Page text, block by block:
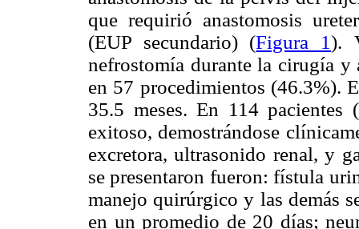
que requirió anastomosis
(EUP secundario) (Figura 1).
nefrostomía durante la cirugía
en 57 procedimientos (46.3%).
35.5 meses. En 114
exitoso, demostrándose
excretora, ultrasonido renal, y
se presentaron fueron: fístula
manejo quirúrgico y las demás
en un promedio de 20 días;